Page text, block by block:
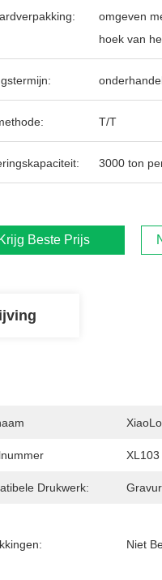
omgeven
hoek van
T/T
3000 ton
Krijg Beste Prijs
XL103
Drukwerk:
Niet